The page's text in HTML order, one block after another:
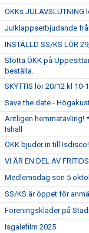
ÖKKs JULAVSLUTNING
Julklappserbjudande
INSTÄLLD SS/KS LÖR
Stötta ÖKK på
beställa.
SKYTTIS lör 20/12 kl 10-
Save the date -
Äntligen hemmatävling!
Ishall
ÖKK bjuder in till Isdisco!
VI ÄR EN DEL AV
Medlemsdag sön 5
SS/KS är öppet för
Föreningskläder på
Isgalefilm 2025